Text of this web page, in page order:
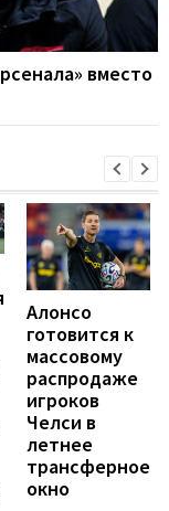
вместо
Алонсо
готовится к
массовому
распродаже
игроков
Челси в
летнее
трансферное
окно